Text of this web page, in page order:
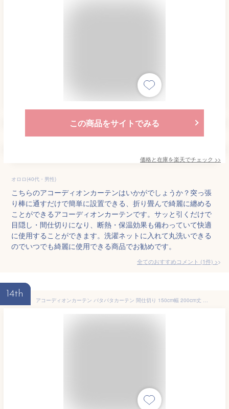
この商品をサイトでみる
価格と在庫を楽天でチェック >>
オロロ(40代・男性)
こちらのアコーディオンカーテンはいかがでしょうか？突っ張
り棒に通すだけで簡単に設置できる、折り畳んで綺麗に纏める
ことができるアコーディオンカーテンです。サッと引くだけで
目隠し・間仕切りになり、断熱・保温効果も備わっていて快適
に使用することができます。洗濯ネットに入れて丸洗いできる
のでいつでも綺麗に使用できる商品でお勧めです。
全てのおすすめコメント (1件) >
14th
アコーディオンカーテン パタパタカーテン 間仕切り 150cm幅 200cm丈 アールデコ アイボリー 11061